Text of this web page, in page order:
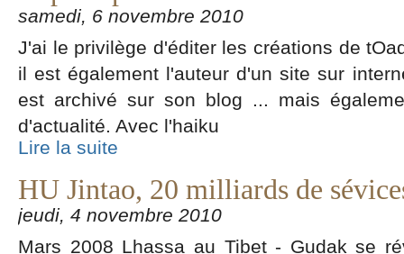
samedi, 6 novembre 2010
J'ai le privilège d'éditer les créations de
il est également l'auteur d'un site sur
est archivé sur son blog ... mais
d'actualité. Avec l'haiku
Lire la suite
HU Jintao, 20 milliards de
jeudi, 4 novembre 2010
Mars 2008 Lhassa au Tibet - Gudak se